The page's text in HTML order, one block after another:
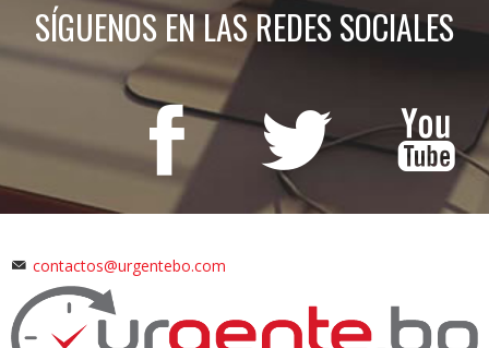
SÍGUENOS EN LAS REDES SOCIALES
contactos@urgentebo.com